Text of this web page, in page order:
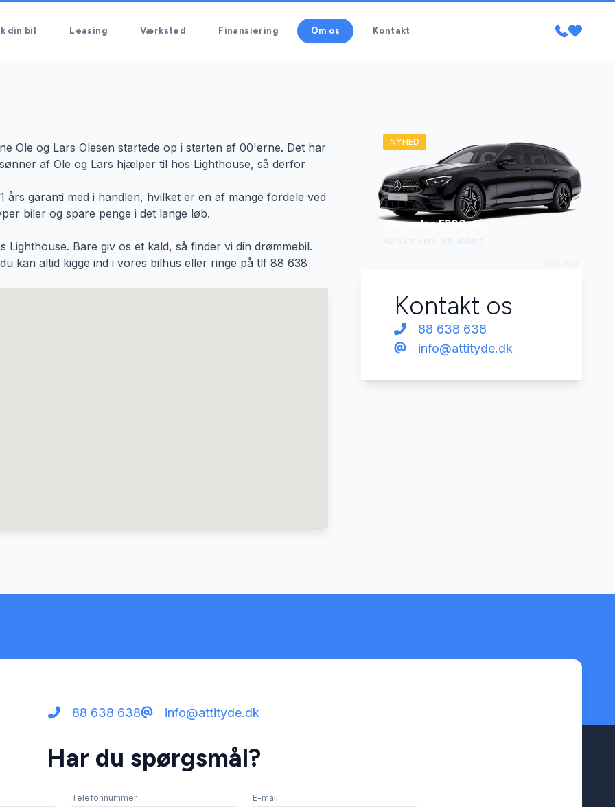
din bil Leasing Værksted Finansiering Om os Kontakt
Ole og Lars Olesen startede op i starten af 00'erne. Det har
af Ole og Lars hjælper til hos Lighthouse, så derfor
garanti med i handlen, hvilket er en af mange fordele ved
biler og spare penge i det lange løb.
Bare giv os et kald, så finder vi din drømmebil.
kan altid kigge ind i vores bilhus eller ringe på tlf 88 638
NYHED
Mercedes E300 de
Kontakt os
88 638 638
info@attityde.dk
88 638 638 info@attityde.dk
Har du spørgsmål?
Telefonnummer E-mail